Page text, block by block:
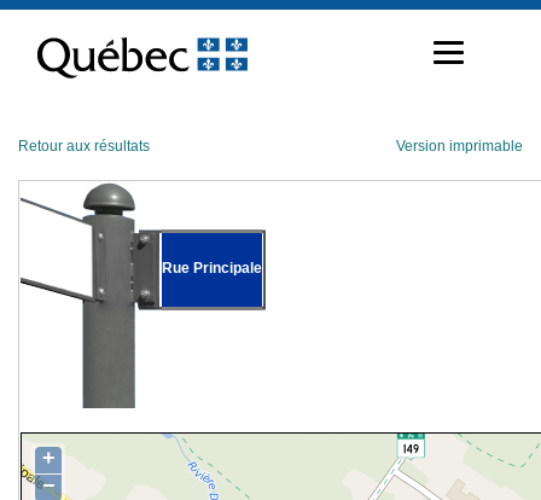
contenu
Retour aux résultats Version imprimable
Rue Principale
+
−